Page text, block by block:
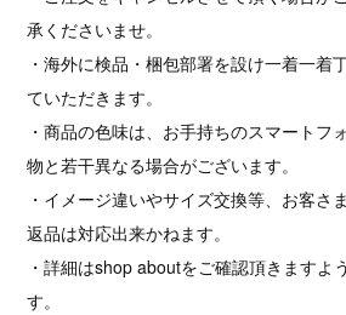
承くださいませ。
・海外に検品・梱包部署を設け一着一着
ていただきます。
・商品の色味は、お手持ちのスマートフ
物と若干異なる場合がございます。
・イメージ違いやサイズ交換等、お客さ
返品は対応出来かねます。
・詳細はshop aboutをご確認頂きますよ
す。